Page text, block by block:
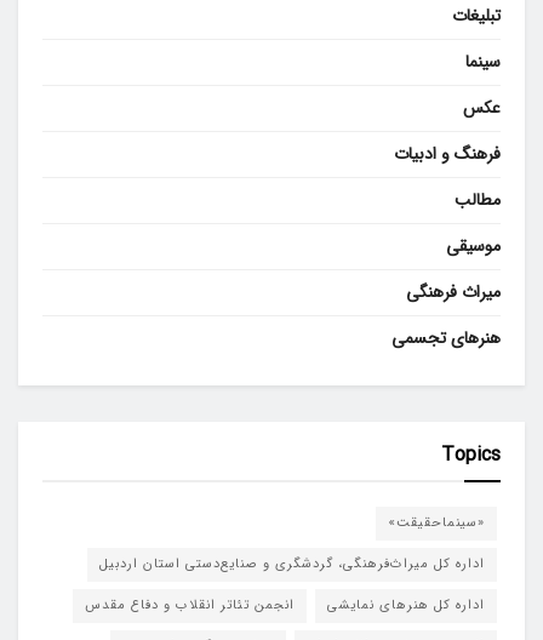
تبلیغات
سینما
عکس
فرهنگ و ادبیات
مطالب
موسیقی
میراث فرهنگی
هنرهای تجسمی
Topics
«سینماحقیقت»
اداره کل میراث‌فرهنگی، گردشگری و صنایع‌دستی استان اردبیل
اداره کل هنرهای نمایشی
انجمن تئاتر انقلاب و دفاع مقدس